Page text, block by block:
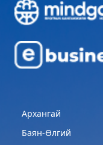
Дэлгэрэнгүй
Архангай
Баян-Өлгий